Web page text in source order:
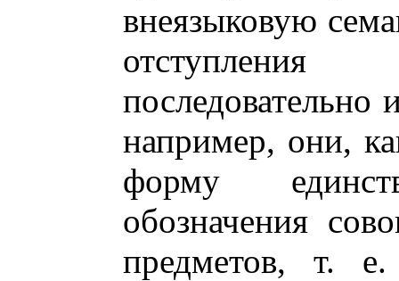
внеязыковую
последовательно
например, они,
форму
обозначения
предметов, т.